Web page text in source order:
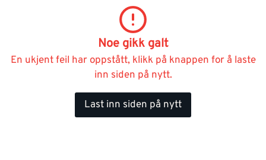
Noe gikk galt
En ukjent feil har oppstått, klikk på knappen for å laste
inn siden på nytt.
Last inn siden på nytt